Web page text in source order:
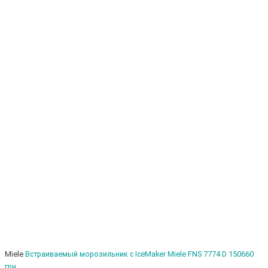
Miele Встраиваемый морозильник с IceMaker Miele FNS 7774 D 150660